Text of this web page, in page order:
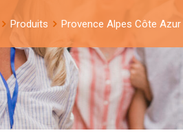
Produits Provence Alpes Côte Azur